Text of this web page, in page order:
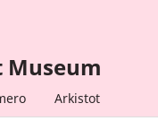
Museum
Arkistot